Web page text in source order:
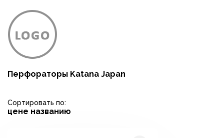
Перфораторы Katana Japan
Сортировать по:
цене названию